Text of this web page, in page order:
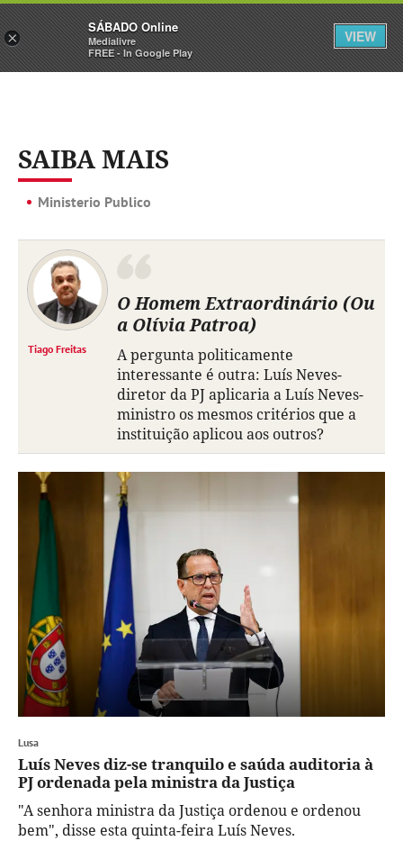
Sábado Assine Iniciar Sessão
SAIBA MAIS
Ministerio Publico
Tiago Freitas
O Homem Extraordinário (Ou
a Olívia Patroa)
A pergunta politicamente
interessante é outra: Luís Neves-
diretor da PJ aplicaria a Luís Neves-
ministro os mesmos critérios que a
instituição aplicou aos outros?
Lusa
Luís Neves diz-se tranquilo e saúda auditoria à
PJ ordenada pela ministra da Justiça
"A senhora ministra da Justiça ordenou e ordenou
bem", disse esta quinta-feira Luís Neves.
×
SÁBADO Online
Medialivre
FREE - In Google Play
VIEW